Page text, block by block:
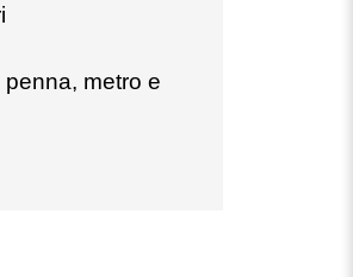
metro e